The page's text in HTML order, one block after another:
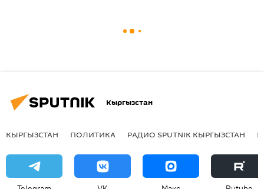
Кыргызстан
КЫРГЫЗСТАН ПОЛИТИКА РАДИО SPUTNIK КЫРГЫЗСТАН